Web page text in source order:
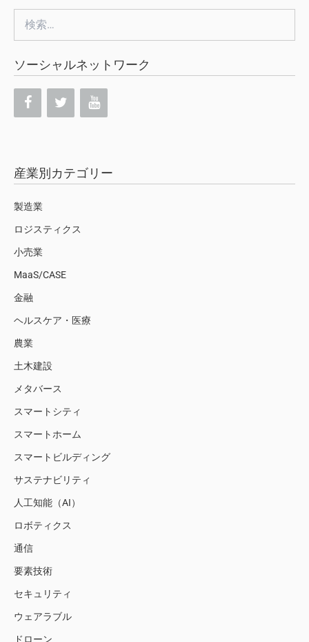
ソーシャルネットワーク
産業別カテゴリー
製造業
ロジスティクス
小売業
MaaS/CASE
金融
ヘルスケア・医療
農業
土木建設
メタバース
スマートシティ
スマートホーム
スマートビルディング
サステナビリティ
人工知能（AI）
ロボティクス
通信
要素技術
セキュリティ
ウェアラブル
ドローン